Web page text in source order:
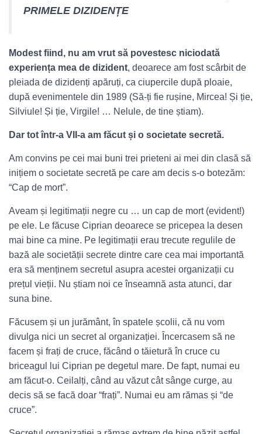
PRIMELE DIZIDENȚE
Modest fiind, nu am vrut să povestesc niciodată
experiența mea de dizident, deoarece am fost scârbit de
pleiada de dizidenți apăruți, ca ciupercile după ploaie,
după evenimentele din 1989 (Să-ți fie rușine, Mircea! Și ție,
Silviule! Și ție, Virgile! … Nelule, de tine știam).
Dar tot într-a VII-a am făcut și o societate secretă.
Am convins pe cei mai buni trei prieteni ai mei din clasă să
inițiem o societate secretă pe care am decis s-o botezăm:
“Cap de mort”.
Aveam și legitimații negre cu … un cap de mort (evident!)
pe ele. Le făcuse Ciprian deoarece se pricepea la desen
mai bine ca mine. Pe legitimații erau trecute regulile de
bază ale societății secrete dintre care cea mai importantă
era să menținem secretul asupra acestei organizații cu
prețul vieții. Nu știam noi ce înseamnă asta atunci, dar
suna bine.
Făcusem și un jurământ, în spatele școlii, că nu vom
divulga nici un secret al organizației. Încercasem să ne
facem și frați de cruce, făcând o tăietură în cruce cu
briceagul lui Ciprian pe degetul mare. De fapt, numai eu
am făcut-o. Ceilalți, când au văzut cât sânge curge, au
decis să se facă doar “frați”. Numai eu am rămas și “de
cruce”.